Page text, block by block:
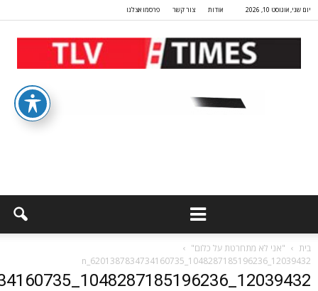
יום שני, אוגוסט 10, 2026 אודות צור קשר פרסמו אצלנו
בית
"אני לא מתחרטת על כלום"
12039432_1048287185196236_6201387834734160735_n
12039432_1048287185196236_6201387834734160735_n